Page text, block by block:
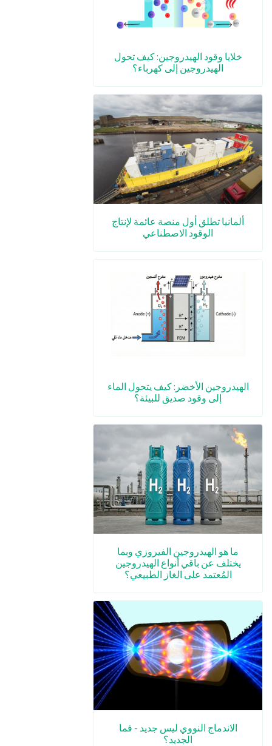
خلايا وقود الهيدروجين: كيف تحول
الهيدروجين إلى كهرباء؟
ألمانيا تطلق أول منصة عائمة لإنتاج
الوقود الاصطناعي
الهيدروجين الأخضر: كيف يتحول الماء
إلى وقود صديق للبيئة؟
ما هو الهيدروجين الفيروزي وبما
يختلف عن باقي أنواع الهيدروجين
المُعتمد على الغاز الطبيعي؟
الاندماج النووي ليس جديد - فما
الجديد؟